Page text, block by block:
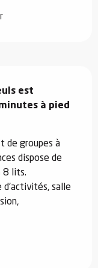
est
à pied
de groupes à
dispose de
8 lits.
d'activités, salle